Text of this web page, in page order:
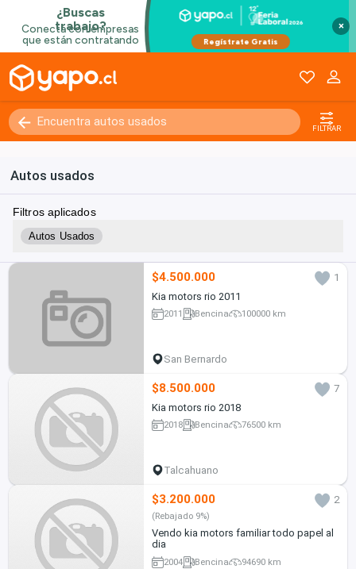
×
FILTRAR
Autos usados
Filtros aplicados
Autos Usados
$4.500.000
1
Kia motors rio 2011
2011 Bencina 100000 km
San Bernardo
$8.500.000
7
Kia motors rio 2018
2018 Bencina 76500 km
Talcahuano
$3.200.000 2
(Rebajado 9%)
Vendo kia motors familiar todo papel al
dia
2004 Bencina 94690 km